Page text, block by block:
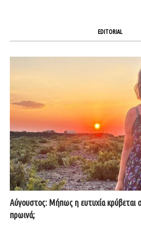
EDITORIAL
Αύγουστος: Μήπως η ευτυχία κρύβεται
πρωινά;